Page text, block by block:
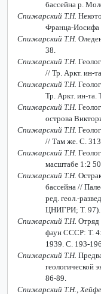
бассейна р.
Спижарский Т.Н.
Франца-Иосифа
Спижарский Т.Н.
38.
Спижарский Т.Н.
// Тр. Аркт. ин-та
Спижарский Т.Н.
Тр. Аркт. ин-та
Спижарский Т.Н.
острова
Спижарский Т.Н.
// Там же. С.
Спижарский Т.Н.
масштабе 1:2
Спижарский Т.Н.
бассейна //
ред. геол.-
ЦНИГРИ; Т. 97).
Спижарский Т.Н. Отряд
фаун СССР: Т. 4:
1939. С. 193-196.
Спижарский Т.Н.
геологической
86-89.
Спижарский Т.Н.,